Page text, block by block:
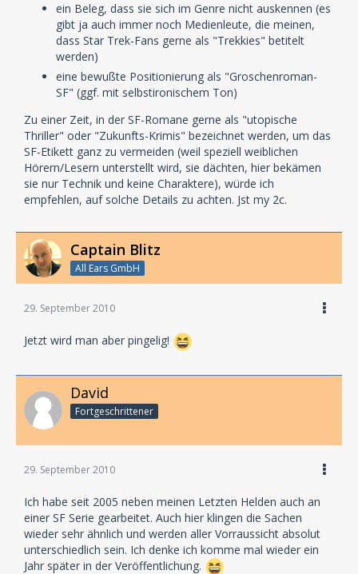
ein Beleg, dass sie sich im Genre nicht auskennen (es
gibt ja auch immer noch Medienleute, die meinen,
dass Star Trek-Fans gerne als "Trekkies" betitelt
werden)
eine bewußte Positionierung als "Groschenroman-
SF" (ggf. mit selbstironischem Ton)
Zu einer Zeit, in der SF-Romane gerne als "utopische
Thriller" oder "Zukunfts-Krimis" bezeichnet werden, um das
SF-Etikett ganz zu vermeiden (weil speziell weiblichen
Hörern/Lesern unterstellt wird, sie dächten, hier bekämen
sie nur Technik und keine Charaktere), würde ich
empfehlen, auf solche Details zu achten. Jst my 2c.
Captain Blitz
All Ears GmbH
29. September 2010
Jetzt wird man aber pingelig!
David
Fortgeschrittener
29. September 2010
Ich habe seit 2005 neben meinen Letzten Helden auch an
einer SF Serie gearbeitet. Auch hier klingen die Sachen
wieder sehr ähnlich und werden aller Vorraussicht absolut
unterschiedlich sein. Ich denke ich komme mal wieder ein
Jahr später in der Veröffentlichung.